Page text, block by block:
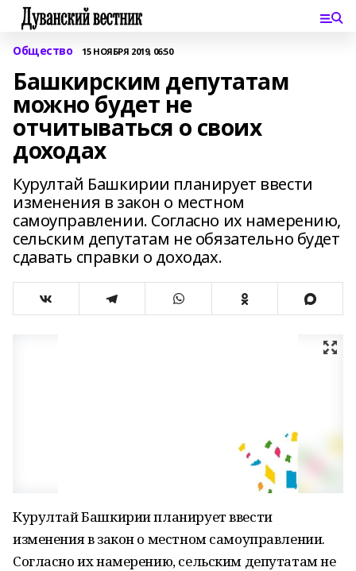
Общество 15 НОЯБРЯ 2019, 06:50
Башкирским депутатам
можно будет не
отчитываться о своих
доходах
Курултай Башкирии планирует ввести
изменения в закон о местном
самоуправлении. Согласно их намерению,
сельским депутатам не обязательно будет
сдавать справки о доходах.
Курултай Башкирии планирует ввести
изменения в закон о местном самоуправлении.
Согласно их намерению, сельским депутатам не